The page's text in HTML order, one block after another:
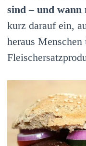
sind – und wann
kurz darauf ein,
heraus Menschen